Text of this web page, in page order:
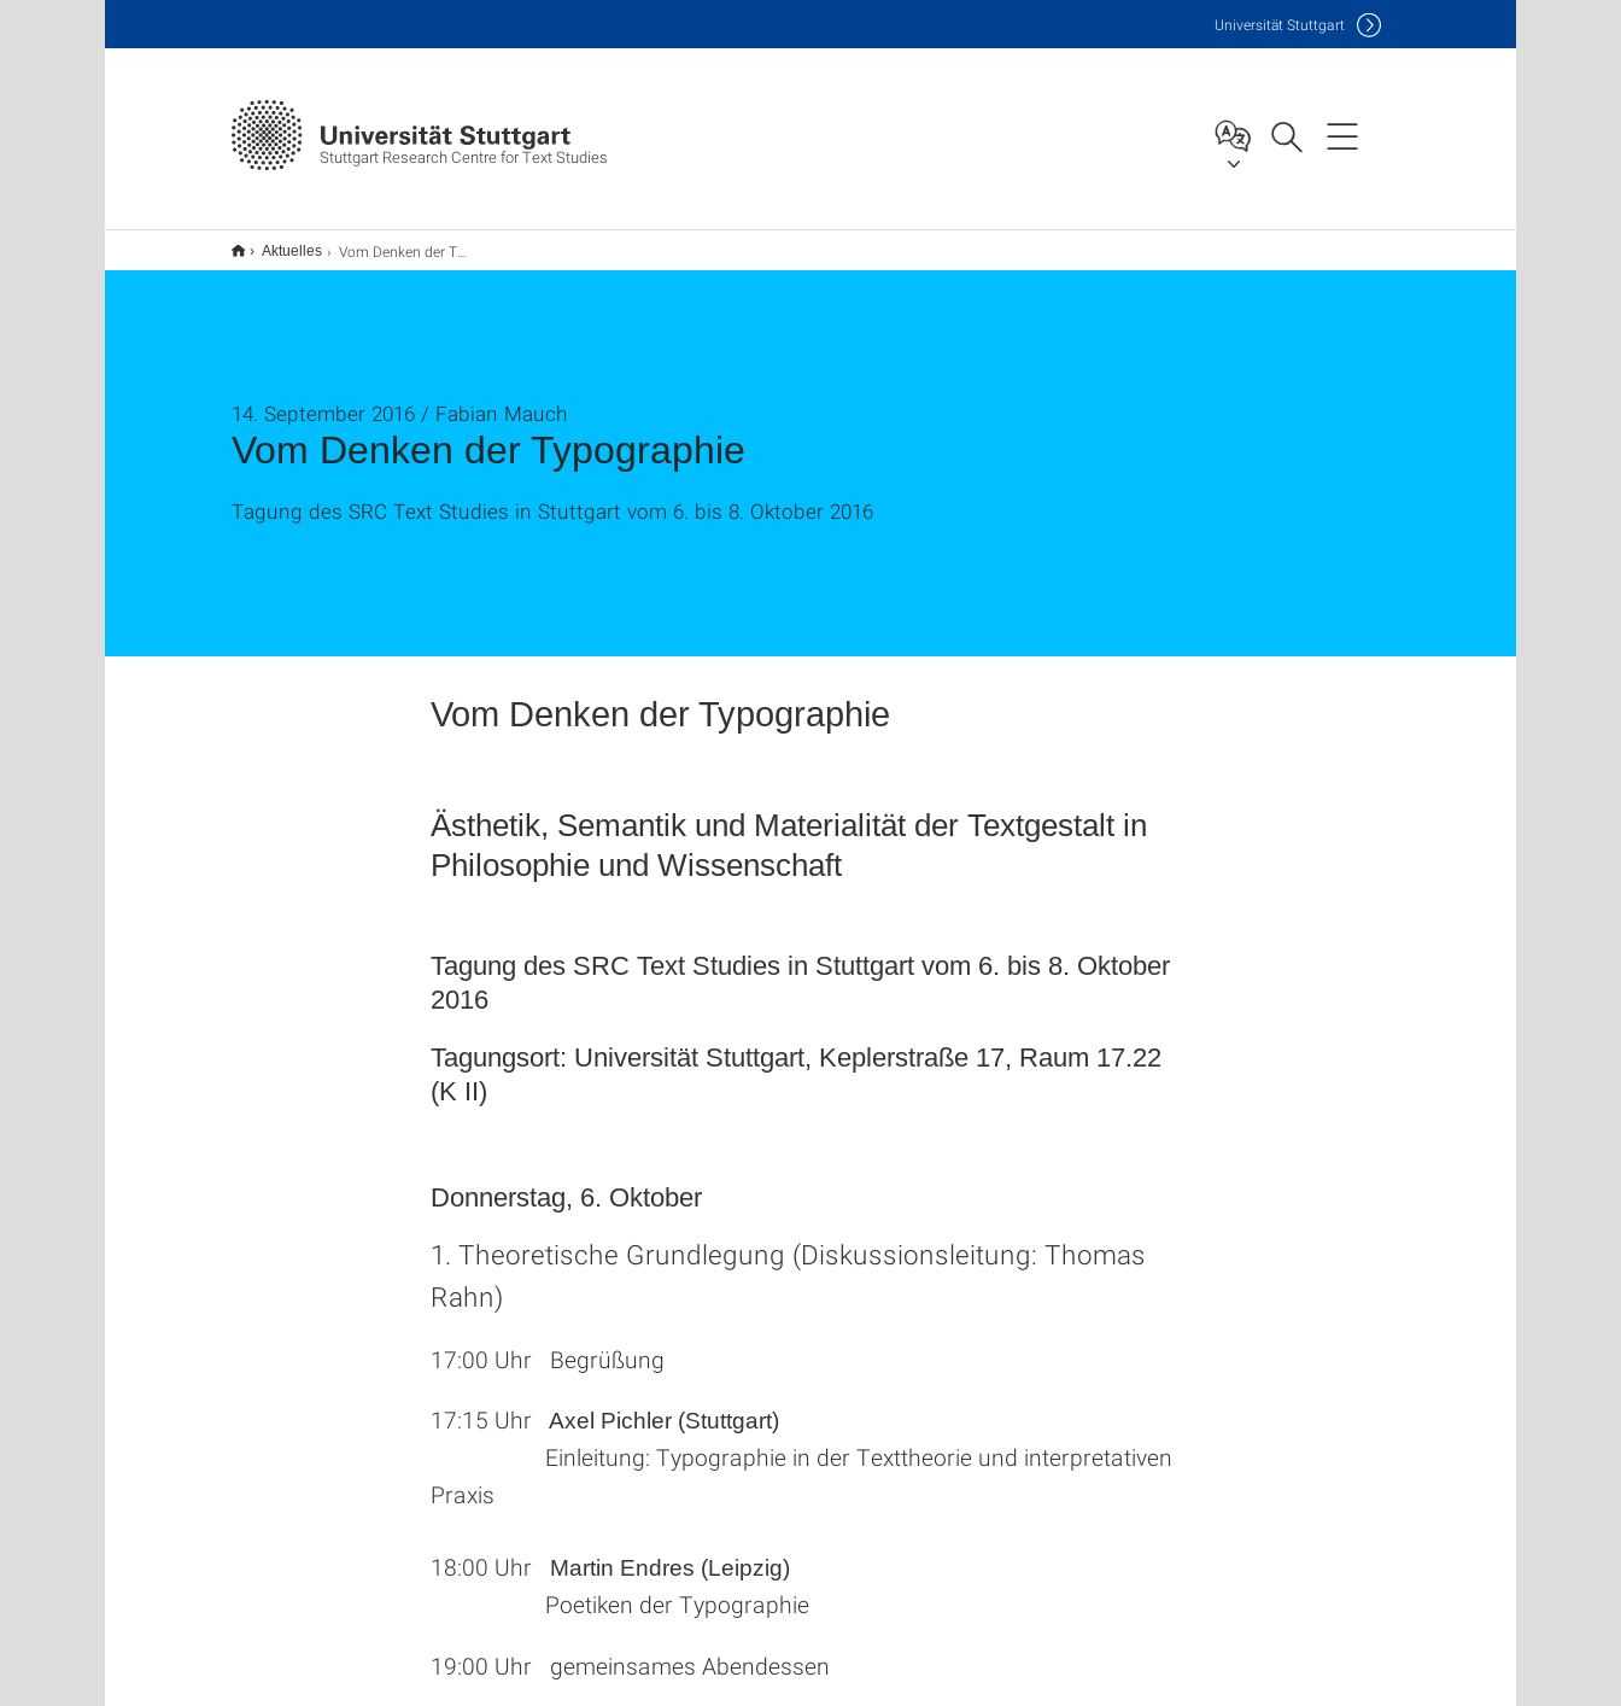
Stuttgart Research Centre for Text Studies
Universität Stuttgart
Aktuelles Vom Denken der Typographie
Vom Denken der Typographie
14. September 2016 / Fabian Mauch
Tagung des SRC Text Studies in Stuttgart vom 6. bis 8. Oktober 2016
Vom Denken der Typographie
Ästhetik, Semantik und Materialität der Textgestalt in
Philosophie und Wissenschaft
Tagung des SRC Text Studies in Stuttgart vom 6. bis 8. Oktober
2016
Tagungsort: Universität Stuttgart, Keplerstraße 17, Raum 17.22
(K II)
Donnerstag, 6. Oktober
1. Theoretische Grundlegung (Diskussionsleitung: Thomas
Rahn)
17:00 Uhr Begrüßung
17:15 Uhr Axel Pichler (Stuttgart)
Einleitung: Typographie in der Texttheorie und interpretativen
Praxis
18:00 Uhr Martin Endres (Leipzig)
Poetiken der Typographie
19:00 Uhr gemeinsames Abendessen